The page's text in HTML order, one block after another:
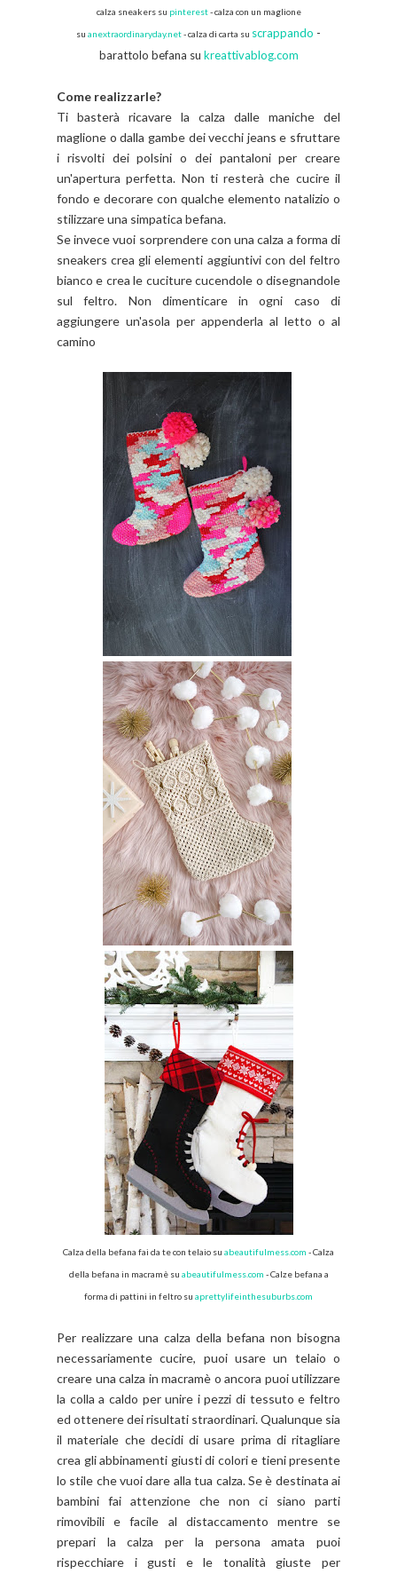
calza sneakers su pinterest- calza con un maglione
su anextraordinaryday.net- calza di carta su scrappando -
barattolo befana su kreattivablog.com
Come realizzarle?
Ti basterà ricavare la calza dalle maniche del
maglione o dalla gambe dei vecchi jeans e sfruttare
i risvolti dei polsini o dei pantaloni per creare
un'apertura perfetta. Non ti resterà che cucire il
fondo e decorare con qualche elemento natalizio o
stilizzare una simpatica befana.
Se invece vuoi sorprendere con una calza a forma di
sneakers crea gli elementi aggiuntivi con del feltro
bianco e crea le cuciture cucendole o disegnandole
sul feltro. Non dimenticare in ogni caso di
aggiungere un'asola per appenderla al letto o al
camino
Calza della befana fai da te con telaio su abeautifulmess.com - Calza
della befana in macramè su abeautifulmess.com - Calze befana a
forma di pattini in feltro su aprettylifeinthesuburbs.com
Per realizzare una calza della befana non bisogna
necessariamente cucire, puoi usare un telaio o
creare una calza in macramè o ancora puoi utilizzare
la colla a caldo per unire i pezzi di tessuto e feltro
ed ottenere dei risultati straordinari. Qualunque sia
il materiale che decidi di usare prima di ritagliare
crea gli abbinamenti giusti di colori e tieni presente
lo stile che vuoi dare alla tua calza. Se è destinata ai
bambini fai attenzione che non ci siano parti
rimovibili e facile al distaccamento mentre se
prepari la calza per la persona amata puoi
rispecchiare i gusti e le tonalità giuste per